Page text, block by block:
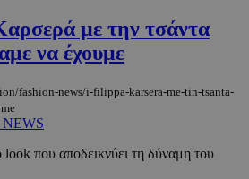
με την τσάντα
να έχουμε
fashion-news/i-filippa-karsera-me-tin-tsanta-
που αποδεικνύει τη δύναμη του